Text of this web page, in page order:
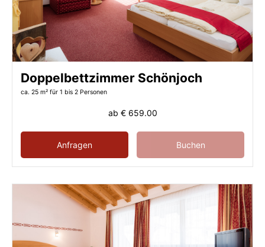
Doppelbettzimmer Schönjoch
ca. 25 m² für 1 bis 2 Personen
ab € 659.00
Anfragen Buchen